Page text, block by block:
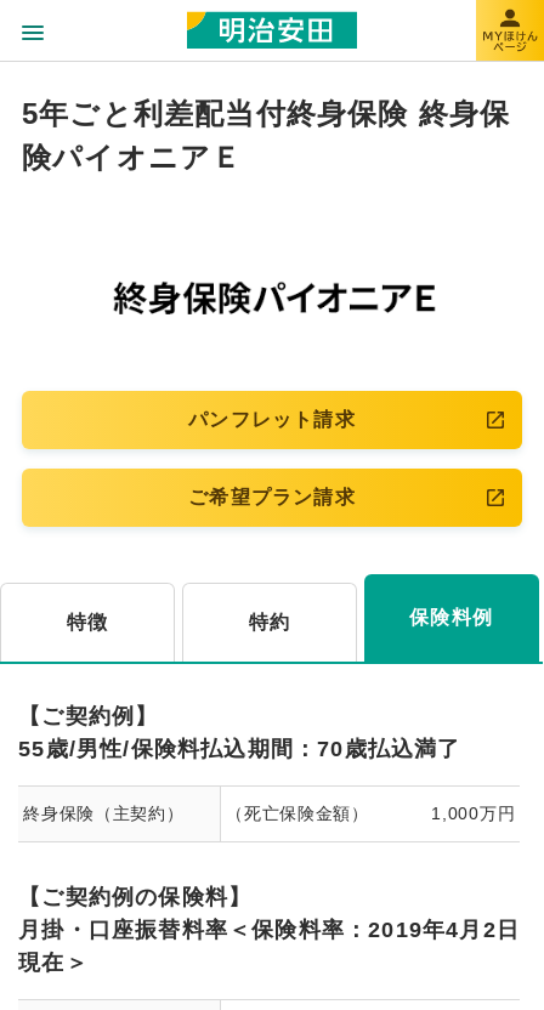
5年ごと利差配当付終身保険 終身保
険パイオニアＥ
パンフレット請求
ご希望プラン請求
特徴 特約 保険料例
【ご契約例】
55歳/男性/保険料払込期間：70歳払込満了
終身保険（主契約） （死亡保険金額） 1,000万円
【ご契約例の保険料】
月掛・口座振替料率＜保険料率：2019年4月2日
現在＞